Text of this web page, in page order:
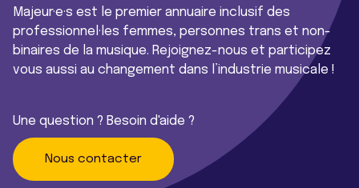
Majeur·e·s est le premier annuaire inclusif des
professionnel·les femmes, personnes trans et non-
binaires de la musique. Rejoignez-nous et participez
vous aussi au changement dans l’industrie musicale !
Une question ? Besoin d'aide ?
Nous contacter